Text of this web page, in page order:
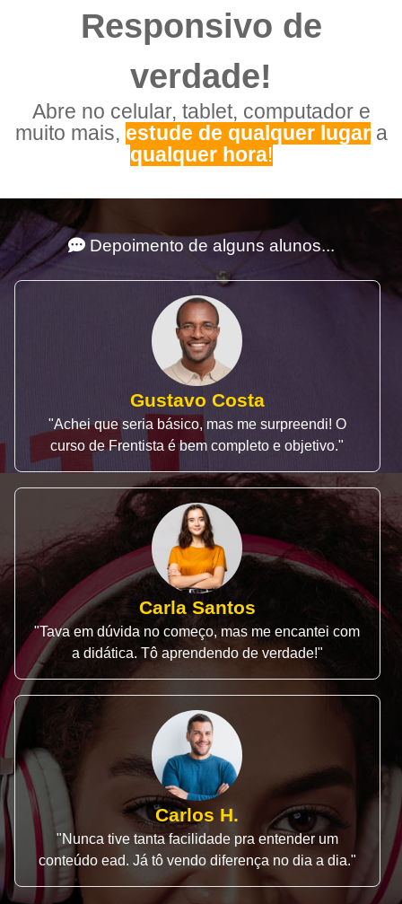
Responsivo de
verdade!
Abre no celular, tablet, computador e
muito mais, estude de qualquer lugara
qualquer hora!
Depoimento de alguns alunos...
Gustavo Costa
"Achei que seria básico, mas me surpreendi! O
curso de Frentista é bem completo e objetivo."
Carla Santos
"Tava em dúvida no começo, mas me encantei com
a didática. Tô aprendendo de verdade!"
Carlos H.
"Nunca tive tanta facilidade pra entender um
conteúdo ead. Já tô vendo diferença no dia a dia."